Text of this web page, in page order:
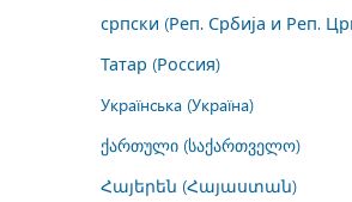
српски (Реп. Србија и Реп.
Татар (Россия)
Українська (Україна)
ქართული (საქართველო)
Հայերեն (Հայաստան)